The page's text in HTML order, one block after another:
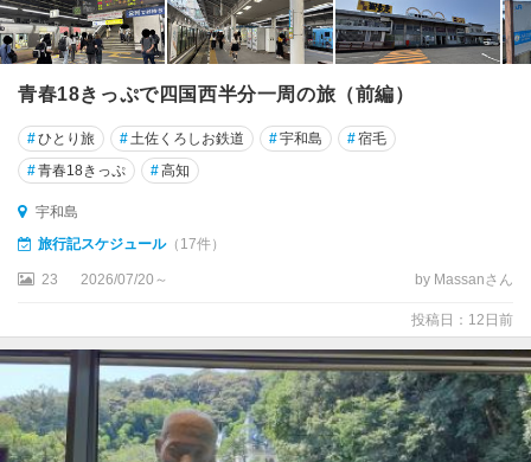
海
道
新
居
浜
・
条
・
石
和
島
・
青春18きっぷで四国西半分一周の旅（前編）
#ひとり旅 #土佐くろしお鉄道 #宇和島 #宿毛
#青春18きっぷ #高知
宇和島
旅行記スケジュール（17件）
23 2026/07/20～ by Massanさん
投稿日：12日前